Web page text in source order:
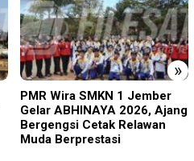
»
Imigrasi Ponorogo Deportasi
Satu WN Tiongkok
Salahgunakan Ijin Tinggal